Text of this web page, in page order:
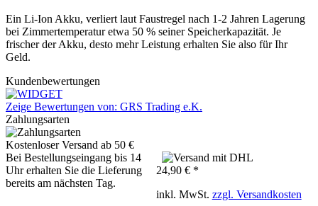
Ein Li-Ion Akku, verliert laut Faustregel nach 1-2 Jahren Lagerung
bei Zimmertemperatur etwa 50 % seiner Speicherkapazität. Je
frischer der Akku, desto mehr Leistung erhalten Sie also für Ihr
Geld.
Kundenbewertungen
Zeige Bewertungen von: GRS Trading e.K.
Zahlungsarten
Kostenloser Versand ab 50 €
Bei Bestellungseingang bis 14
Uhr erhalten Sie die Lieferung
bereits am nächsten Tag.
24,90 € *
inkl. MwSt. zzgl. Versandkosten